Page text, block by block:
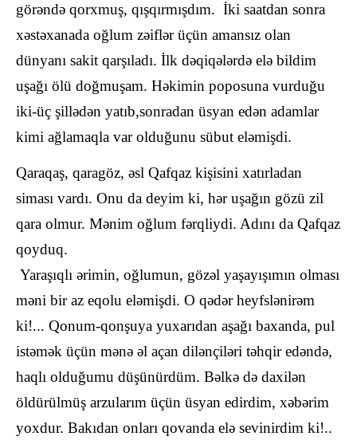
görəndə qorxmuş, qışqırmışdım. İki saatdan sonra
xəstəxanada oğlum zəiflər üçün amansız olan
dünyanı sakit qarşıladı. İlk dəqiqələrdə elə bildim
uşağı ölü doğmuşam. Həkimin poposuna vurduğu
iki-üç şillədən yatıb,sonradan üsyan edən adamlar
kimi ağlamaqla var olduğunu sübut eləmişdi.
Qaraqaş, qaragöz, əsl Qafqaz kişisini xatırladan
siması vardı. Onu da deyim ki, hər uşağın gözü zil
qara olmur. Mənim oğlum fərqliydi. Adını da Qafqaz
qoyduq.
Yaraşıqlı ərimin, oğlumun, gözəl yaşayışımın olması
məni bir az eqolu eləmişdi. O qədər heyfslənirəm
ki!... Qonum-qonşuya yuxarıdan aşağı baxanda, pul
istəmək üçün mənə əl açan dilənçiləri təhqir edəndə,
haqlı olduğumu düşünürdüm. Bəlkə də daxilən
öldürülmüş arzularım üçün üsyan edirdim, xəbərim
yoxdur. Bakıdan onları qovanda elə sevinirdim ki!..